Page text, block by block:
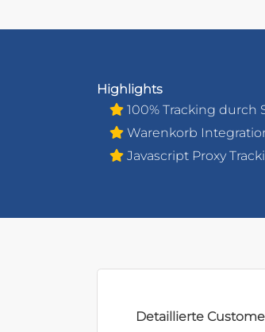
Highlights
100% Tracking durch
Warenkorb
Javascript Proxy
Detaillierte